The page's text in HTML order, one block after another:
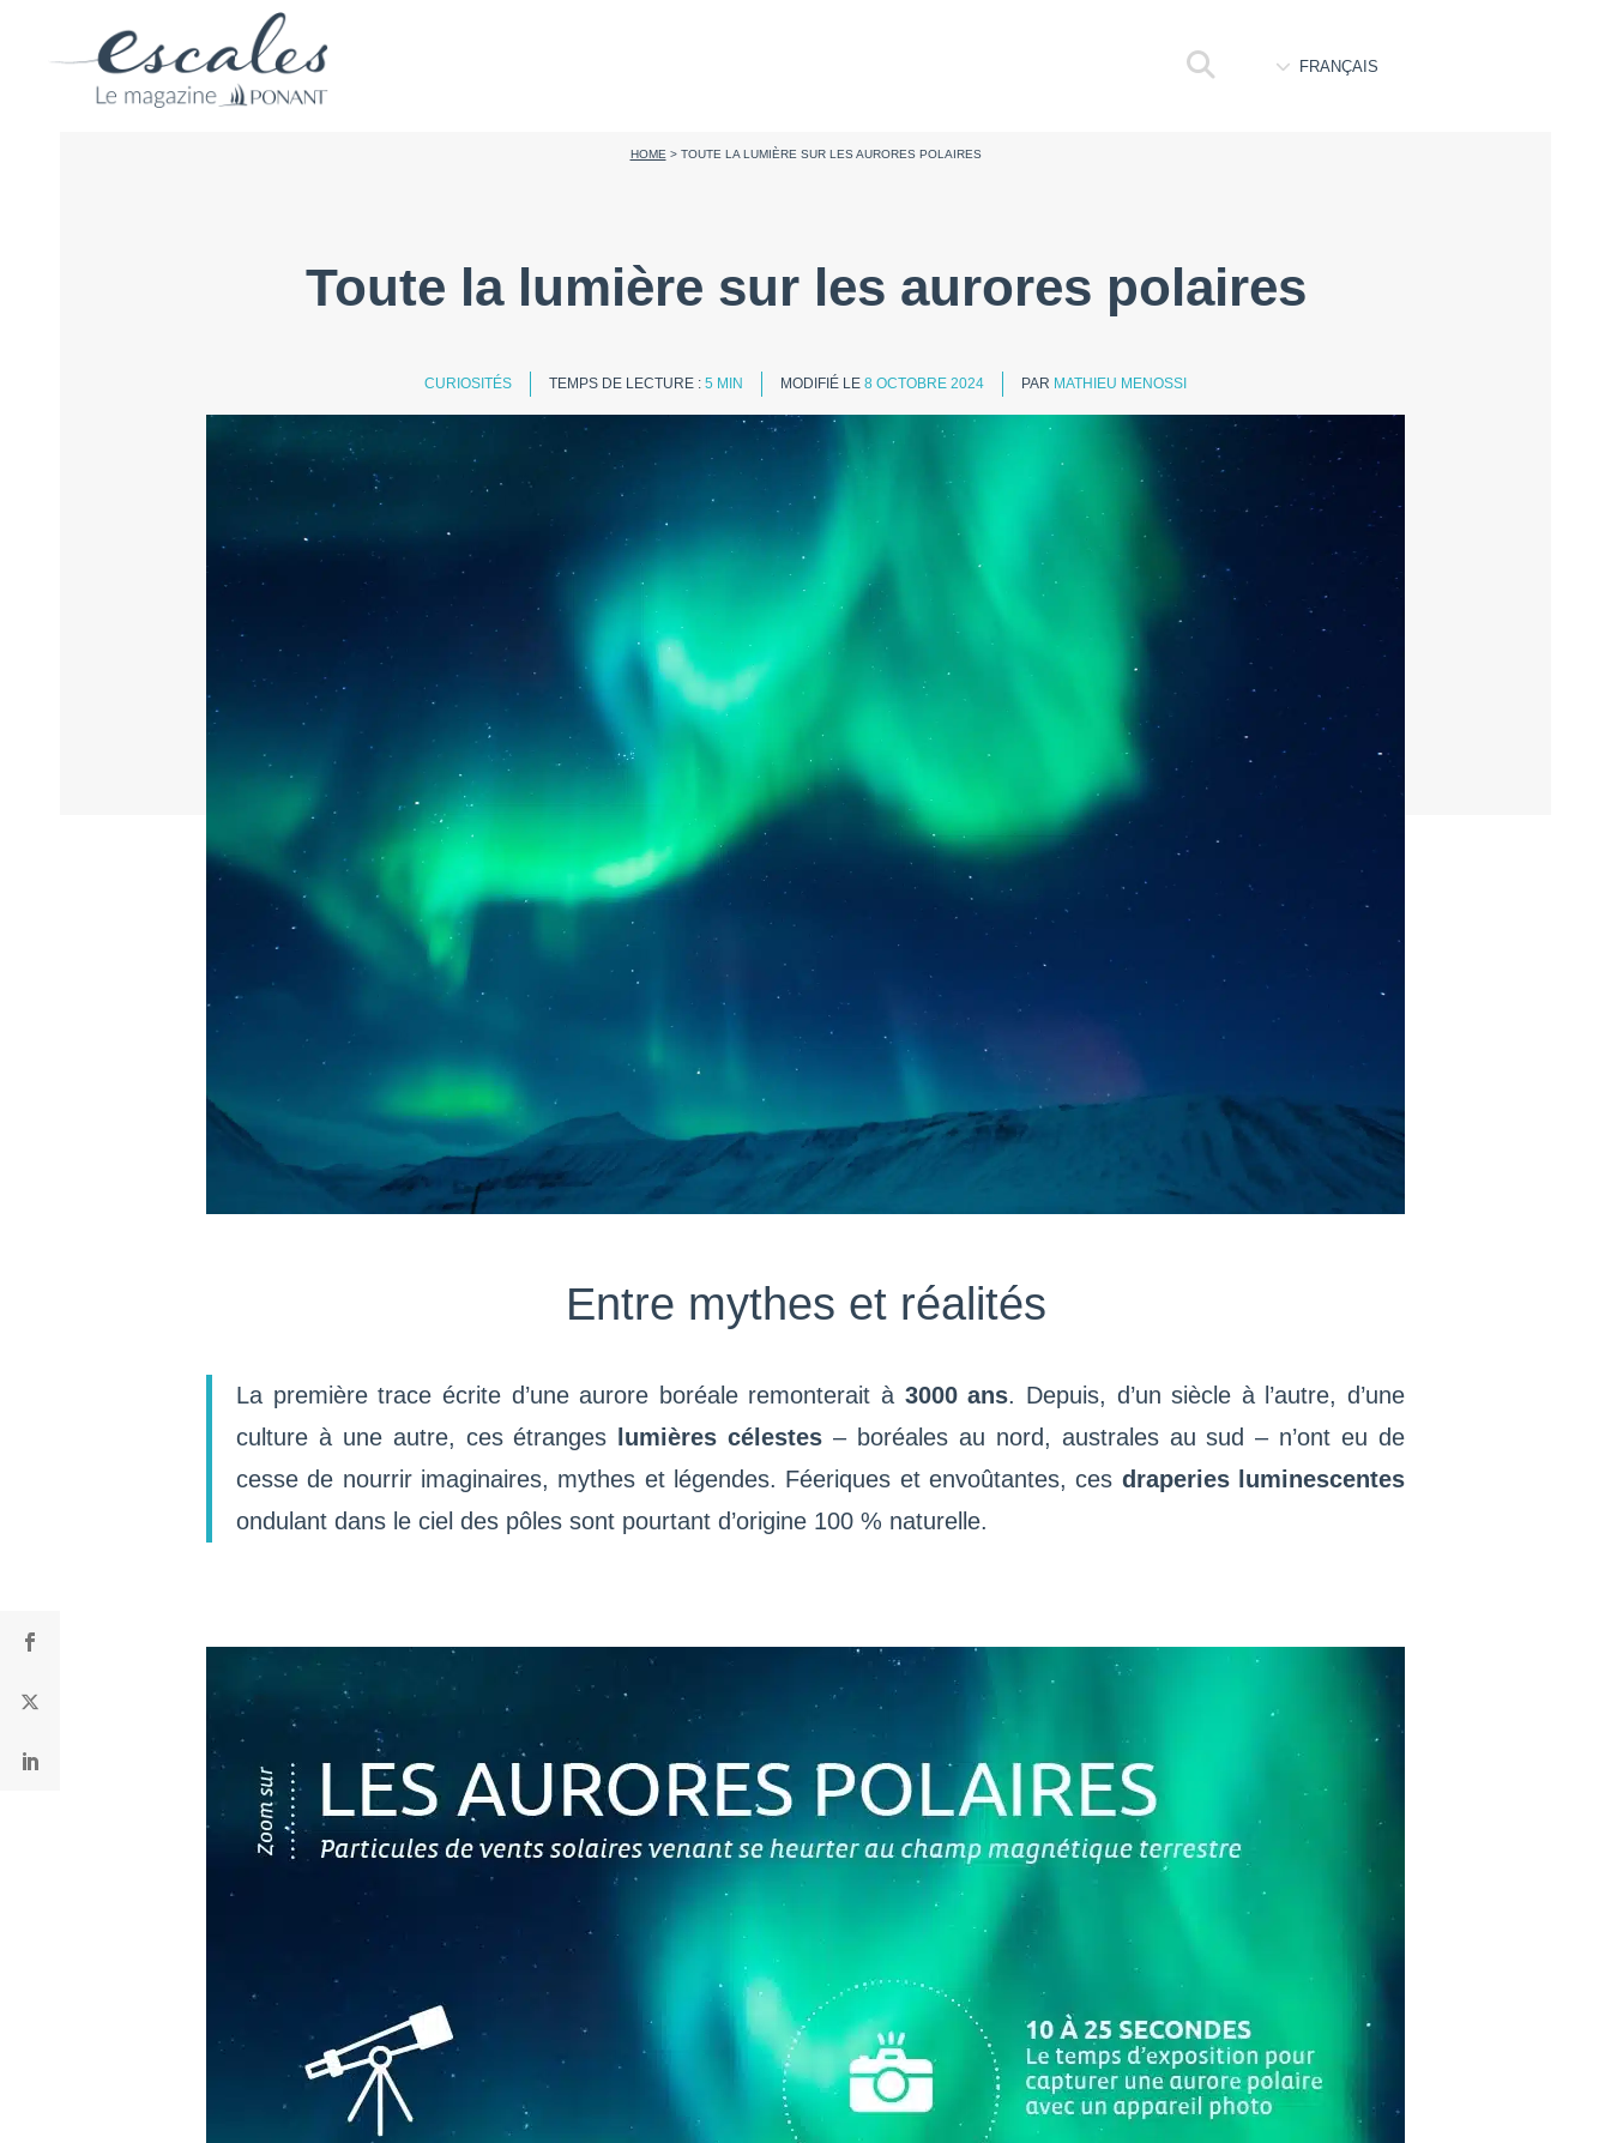
FRANÇAIS
HOME > TOUTE LA LUMIÈRE SUR LES AURORES POLAIRES
Toute la lumière sur les aurores polaires
CURIOSITÉS TEMPS DE LECTURE : 5 MIN MODIFIÉ LE 8 OCTOBRE 2024 PAR MATHIEU MENOSSI
Entre mythes et réalités
La première trace écrite d’une aurore boréale remonterait à 3000 ans. Depuis, d’un siècle à l’autre, d’une
culture à une autre, ces étranges
lumières célestes– boréales au nord, australes au sud – n’ont eu de
cesse de nourrir imaginaires, mythes et légendes. Féeriques et envoûtantes, ces draperies luminescentes
ondulant dans le ciel des pôles sont pourtant d’origine 100 % naturelle.